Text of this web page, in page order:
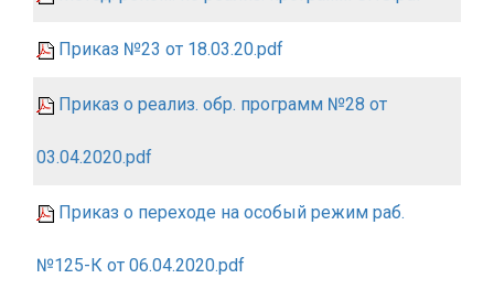
Приказ №23 от 18.03.20.pdf
Приказ о реализ. обр. программ №28 от
03.04.2020.pdf
Приказ о переходе на особый режим раб.
№125-К от 06.04.2020.pdf